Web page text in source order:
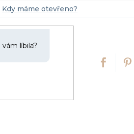
Kdy máme otevřeno?